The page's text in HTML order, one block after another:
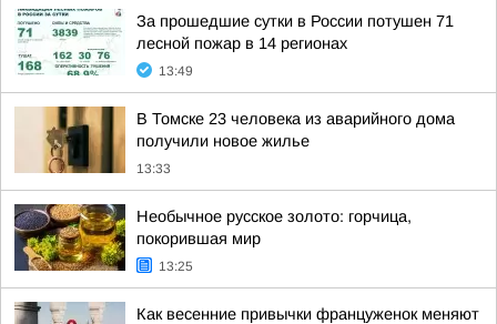
За прошедшие сутки в России потушен 71
лесной пожар в 14 регионах
13:49
В Томске 23 человека из аварийного дома
получили новое жилье
13:33
Необычное русское золото: горчица,
покорившая мир
13:25
Как весенние привычки француженок меняют